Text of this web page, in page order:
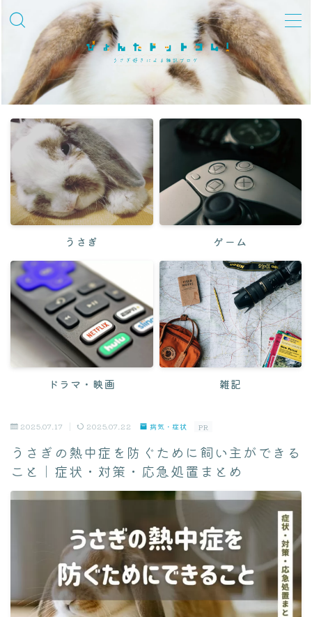
MENU
飼育知識・しつけ
品種紹介
性格・しぐさ
習性・行動学
グッズ・環境整備
冬対策
夏対策
迎えた後
迎える前
食べ物・レシピ
おやつ
レシピ
野菜
健康・ケア
病気・症状
緊急対応
病院・Q&A
うさぎ ゲーム
ドラマ・映画 雑記
2025.07.17 2025.07.22 病気・症状 PR
うさぎの熱中症を防ぐために飼い主ができる
こと｜症状・対策・応急処置まとめ